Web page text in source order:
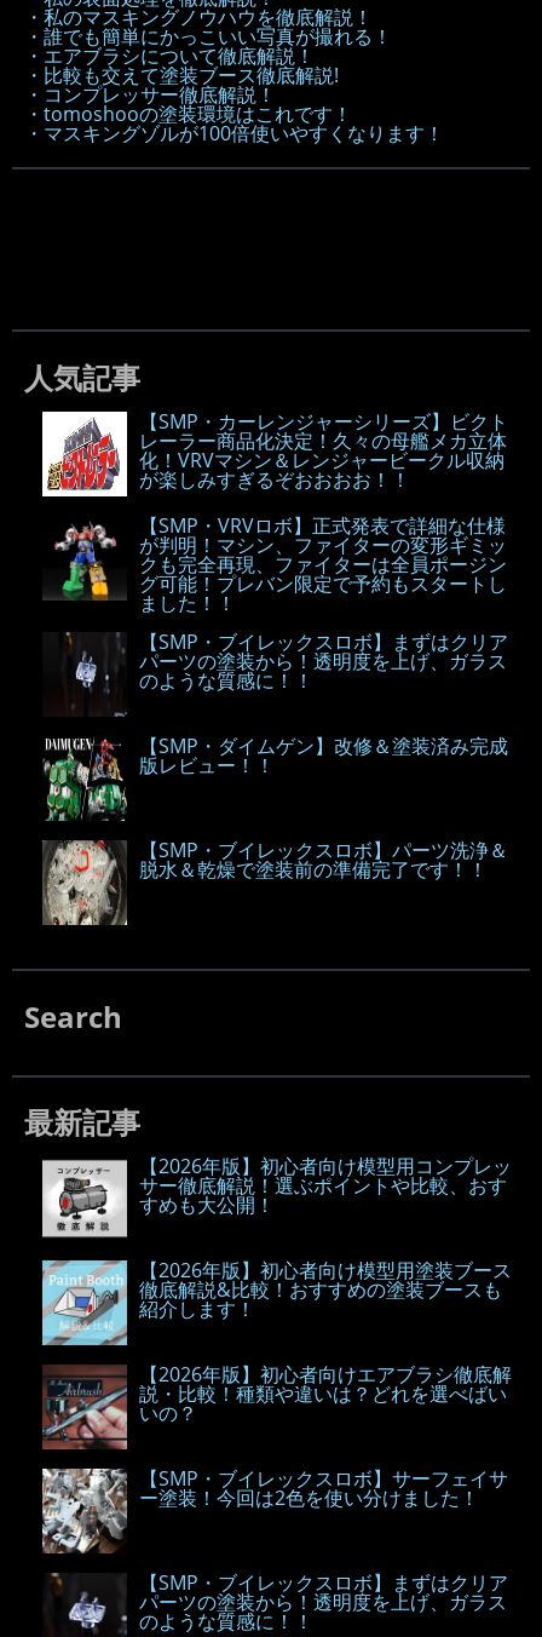
・私のマスキングノウハウを徹底解説！
・誰でも簡単にかっこいい写真が撮れる！
・エアブラシについて徹底解説！
・比較も交えて塗装ブース徹底解説!
・コンプレッサー徹底解説！
・tomoshooの塗装環境はこれです！
・マスキングゾルが100倍使いやすくなります！
人気記事
【SMP・カーレンジャーシリーズ】ビクト
レーラー商品化決定！久々の母艦メカ立体
化！VRVマシン＆レンジャービークル収納
が楽しみすぎるぞおおおお！！
【SMP・VRVロボ】正式発表で詳細な仕様
が判明！マシン、ファイターの変形ギミッ
クも完全再現、ファイターは全員ポージン
グ可能！プレバン限定で予約もスタートし
ました！！
【SMP・ブイレックスロボ】まずはクリア
パーツの塗装から！透明度を上げ、ガラス
のような質感に！！
【SMP・ダイムゲン】改修＆塗装済み完成
版レビュー！！
【SMP・ブイレックスロボ】パーツ洗浄＆
脱水＆乾燥で塗装前の準備完了です！！
Search
最新記事
【2026年版】初心者向け模型用コンプレッ
サー徹底解説！選ぶポイントや比較、おす
すめも大公開！
【2026年版】初心者向け模型用塗装ブース
徹底解説&比較！おすすめの塗装ブースも
紹介します！
【2026年版】初心者向けエアブラシ徹底解
説・比較！種類や違いは？どれを選べばい
いの？
【SMP・ブイレックスロボ】サーフェイサ
ー塗装！今回は2色を使い分けました！
【SMP・ブイレックスロボ】まずはクリア
パーツの塗装から！透明度を上げ、ガラス
のような質感に！！